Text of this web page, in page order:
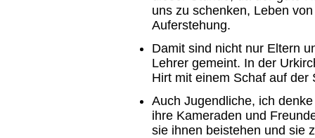
uns zu schenken, Leben
Auferstehung.
Damit sind nicht nur Eltern
Lehrer gemeint. In der
Hirt mit einem Schaf auf der
Auch Jugendliche, ich
ihre Kameraden und
sie ihnen beistehen und sie